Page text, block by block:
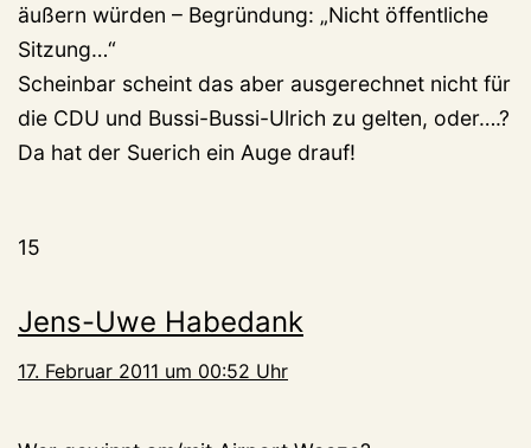
äußern würden – Begründung: „Nicht öffentliche
Sitzung…“
Scheinbar scheint das aber ausgerechnet nicht für
die CDU und Bussi-Bussi-Ulrich zu gelten, oder….?
Da hat der Suerich ein Auge drauf!
15
Jens-Uwe Habedank
17. Februar 2011 um 00:52 Uhr